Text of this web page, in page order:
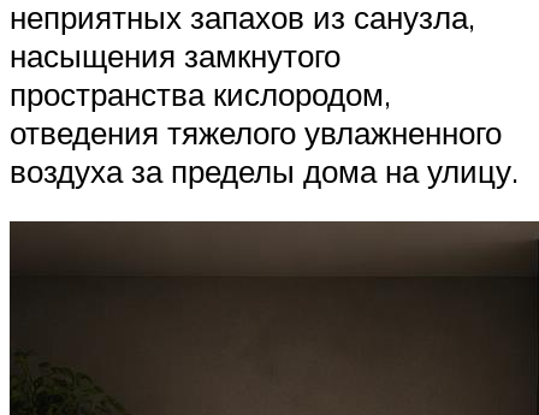
неприятных запахов из санузла,
насыщения замкнутого
пространства кислородом,
отведения тяжелого увлажненного
воздуха за пределы дома на улицу.